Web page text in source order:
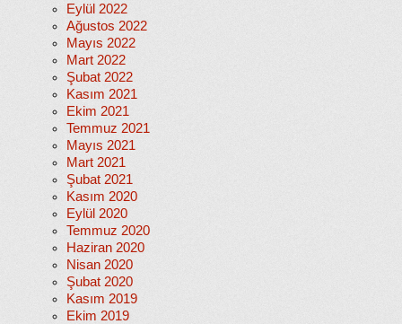
Eylül 2022
Ağustos 2022
Mayıs 2022
Mart 2022
Şubat 2022
Kasım 2021
Ekim 2021
Temmuz 2021
Mayıs 2021
Mart 2021
Şubat 2021
Kasım 2020
Eylül 2020
Temmuz 2020
Haziran 2020
Nisan 2020
Şubat 2020
Kasım 2019
Ekim 2019